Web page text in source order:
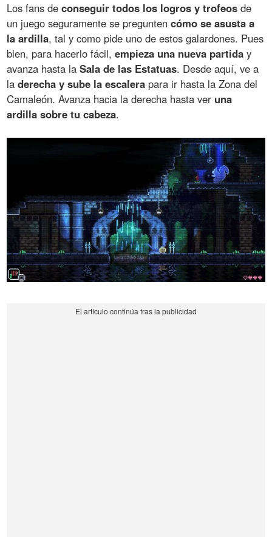
Los fans deconseguir todos los logros y trofeos de
un juego seguramente se preguntencómo se asusta a
la ardilla, tal y como pide uno de estos galardones. Pues
bien, para hacerlo fácil,empieza una nueva partida y
avanza hasta laSala de las Estatuas. Desde aquí, ve a
laderecha y sube la escalera para ir hasta la Zona del
Camaleón. Avanza hacia la derecha hasta ver una
ardilla sobre tu cabeza.